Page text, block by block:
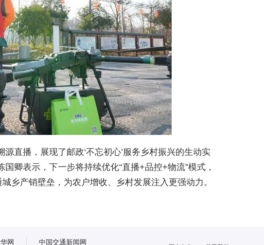
直播， 展现了邮政‘不忘初心’服务乡村振兴的生动实
卿表示，下一步将持续优化“直播+品控+物流”模式，
乡产销壁垒，为农户增收、乡村发展注入更强动力。
网 中国交通新闻网